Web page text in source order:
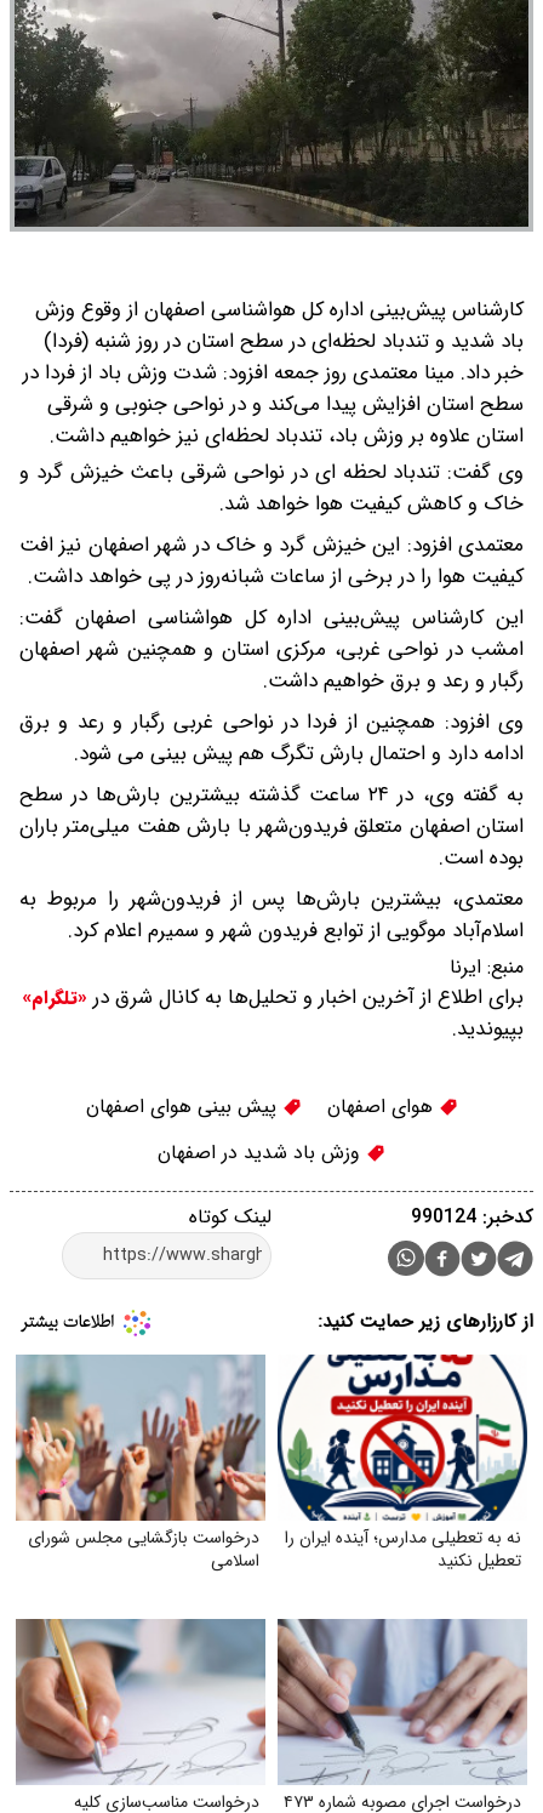
کارشناس پیش‌بینی اداره کل هواشناسی اصفهان از وقوع وزش
باد شدید و تندباد لحظه‌ای در سطح استان در روز شنبه (فردا)
خبر داد. مینا معتمدی روز جمعه افزود: شدت وزش باد از فردا در
سطح استان افزایش پیدا می‌کند و در نواحی جنوبی و شرقی
استان علاوه بر وزش باد، تندباد لحظه‌ای نیز خواهیم داشت.
وی گفت: تندباد لحظه ای در نواحی شرقی باعث خیزش گرد و
خاک و کاهش کیفیت هوا خواهد شد.
معتمدی افزود: این خیزش گرد و خاک در شهر اصفهان نیز افت
کیفیت هوا را در برخی از ساعات شبانه‌روز در پی خواهد داشت.
این کارشناس پیش‌بینی اداره کل هواشناسی اصفهان گفت:
امشب در نواحی غربی، مرکزی استان و همچنین شهر اصفهان
رگبار و رعد و برق خواهیم داشت.
وی افزود: همچنین از فردا در نواحی غربی رگبار و رعد و برق
ادامه دارد و احتمال بارش تگرگ هم پیش بینی می شود.
به گفته وی، در ۲۴ ساعت گذشته بیشترین بارش‌ها در سطح
استان اصفهان متعلق فریدون‌شهر با بارش هفت میلی‌متر باران
بوده است.
معتمدی، بیشترین بارش‌ها پس از فریدون‌شهر را مربوط به
اسلام‌آباد موگویی از توابع فریدون شهر و سمیرم اعلام کرد.
منبع: ایرنا
برای اطلاع از آخرین اخبار و تحلیل‌ها به کانال شرق در «تلگرام»
بپیوندید.
هوای اصفهان
پیش بینی هوای اصفهان
وزش باد شدید در اصفهان
لینک کوتاه کدخبر: 990124
از کارزارهای زیر حمایت کنید:
نه به تعطیلی مدارس؛ آینده ایران را
تعطیل نکنید
درخواست بازگشایی مجلس شورای
اسلامی
درخواست اجرای مصوبه شماره ۴۷۳
درخواست مناسب‌سازی کلیه